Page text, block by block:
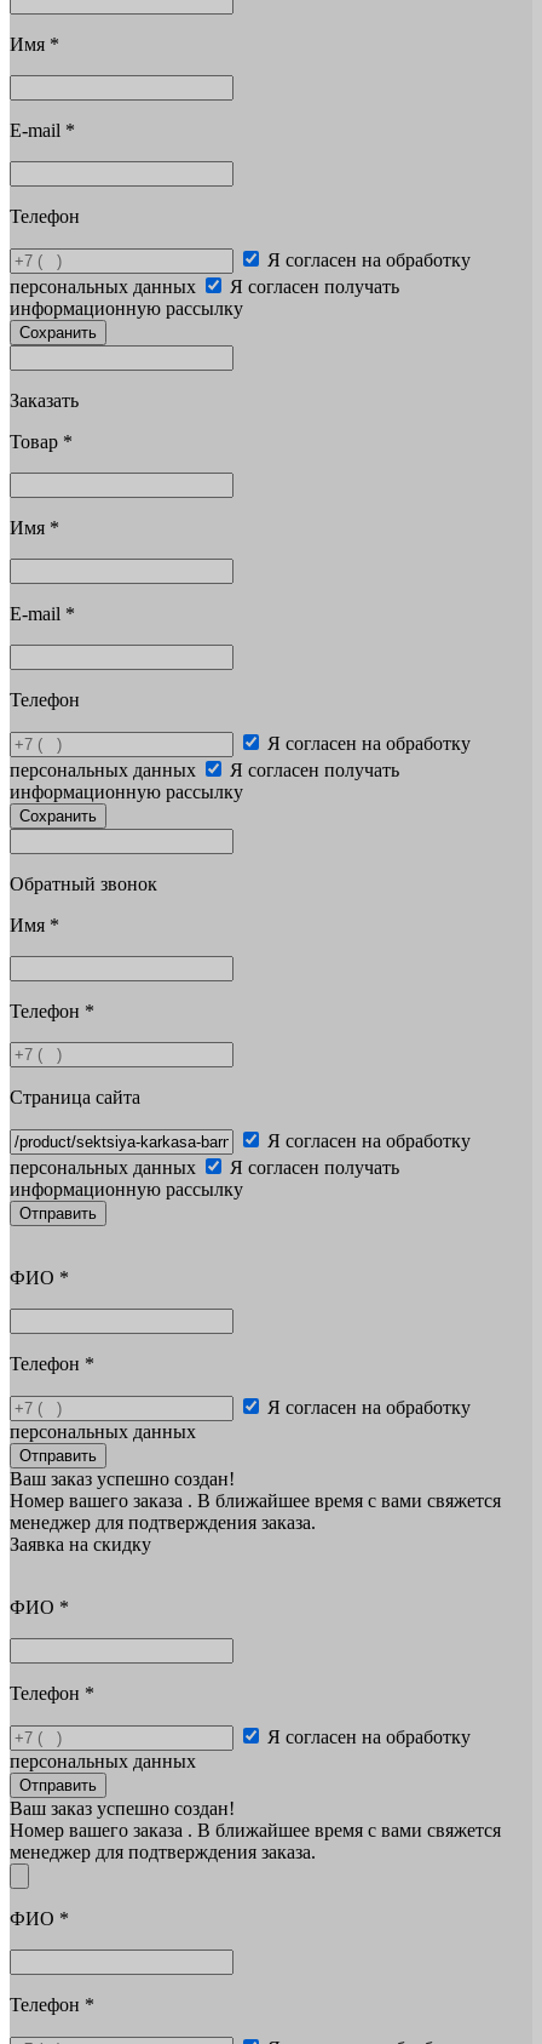
Имя *
E-mail *
Телефон
Я согласен на обработку
персональных данных
Я согласен получать
информационную рассылку
Сохранить
Заказать
Товар *
Имя *
E-mail *
Телефон
Я согласен на обработку
персональных данных
Я согласен получать
информационную рассылку
Сохранить
Обратный звонок
Имя *
Телефон *
Страница сайта
Я согласен на обработку
персональных данных
Я согласен получать
информационную рассылку
Отправить
ФИО *
Телефон *
Я согласен на обработку
персональных данных
Отправить
Ваш заказ успешно создан!
Номер вашего заказа . В ближайшее время с вами свяжется
менеджер для подтверждения заказа.
Заявка на скидку
ФИО *
Телефон *
Я согласен на обработку
персональных данных
Отправить
Ваш заказ успешно создан!
Номер вашего заказа . В ближайшее время с вами свяжется
менеджер для подтверждения заказа.
ФИО *
Телефон *